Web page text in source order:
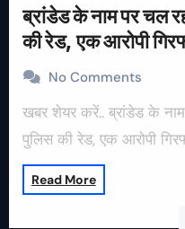
ब्रांडेड के नाम पर चल
की रेड, एक आरोपी
No Comments
खबर शेयर करें.. ब्रांडेड के नाम पर चल रहा था नकली कारोबार,
पुलिस की रेड, एक आरोपी
Read More